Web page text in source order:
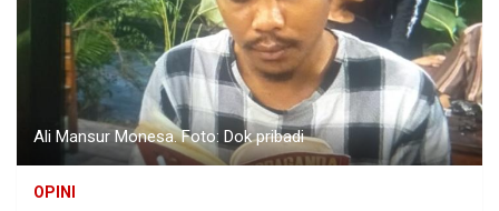
Ali Mansur Monesa. Foto: Dok pribadi
OPINI